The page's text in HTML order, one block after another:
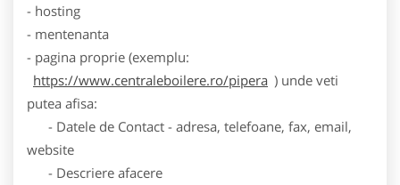
- hosting
- mentenanta
- pagina proprie (exemplu:
https://www.centraleboilere.ro/pipera ) unde veti
putea afisa:
- Datele de Contact - adresa, telefoane, fax, email,
website
- Descriere afacere